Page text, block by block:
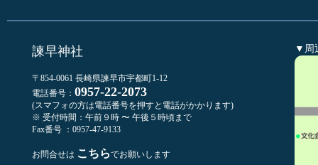
諫早神社
〒854-0061 長崎県諫早市宇都町1-12
電話番号： 0957-22-2073
(スマフォの方は電話番号を押すと電話がかかります)
※ 受付時間：午前９時 〜 午後５時頃まで
Fax番号 ：0957-47-9133
お問合せは こちらでお願いします
▼周